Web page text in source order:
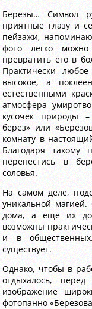
Березы… Символ
приятные глазу и
пейзажи,
фото легко можно
превратить его в
Практически
высокое, а
естественными
атмосфера
кусочек природы
берез» или
комнату в
Благодаря такому
перенестись в
соловья.
На самом деле,
уникальной
дома, а еще их
возможны
и в
существует.
Однако, чтобы в
отдыхалось,
изображение
фотопанно